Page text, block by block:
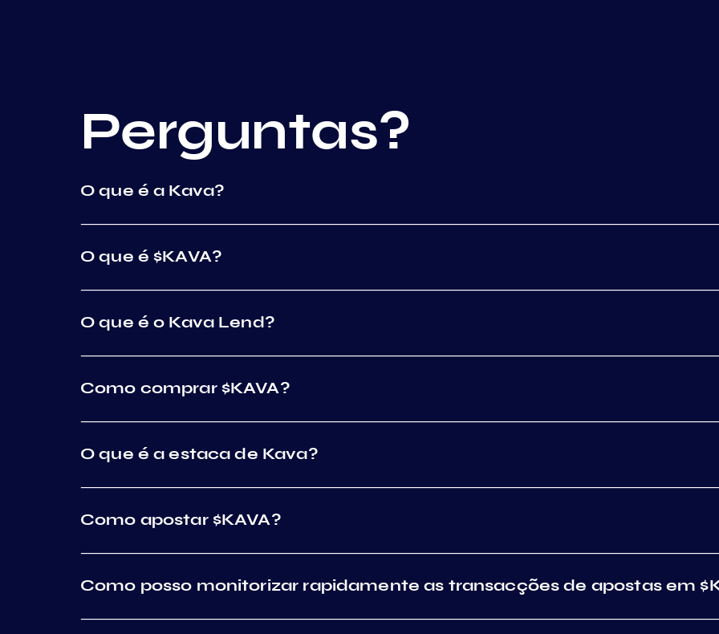
Perguntas?
O que é a Kava?
O que é $KAVA?
O que é o Kava Lend?
Como comprar $KAVA?
O que é a estaca de Kava?
Como apostar $KAVA?
Como posso monitorizar rapidamente as transacções de apostas em